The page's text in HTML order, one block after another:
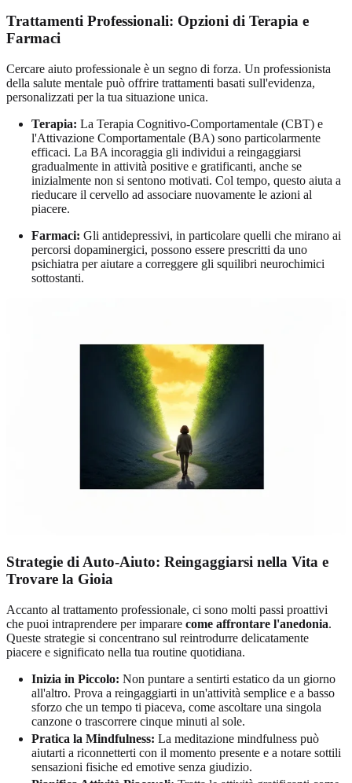
Trattamenti Professionali: Opzioni di Terapia e
Farmaci
Cercare aiuto professionale è un segno di forza. Un professionista
della salute mentale può offrire trattamenti basati sull'evidenza,
personalizzati per la tua situazione unica.
Terapia: La Terapia Cognitivo-Comportamentale (CBT) e
l'Attivazione Comportamentale (BA) sono particolarmente
efficaci. La BA incoraggia gli individui a reingaggiarsi
gradualmente in attività positive e gratificanti, anche se
inizialmente non si sentono motivati. Col tempo, questo aiuta a
rieducare il cervello ad associare nuovamente le azioni al
piacere.
Farmaci: Gli antidepressivi, in particolare quelli che mirano ai
percorsi dopaminergici, possono essere prescritti da uno
psichiatra per aiutare a correggere gli squilibri neurochimici
sottostanti.
Strategie di Auto-Aiuto: Reingaggiarsi nella Vita e
Trovare la Gioia
Accanto al trattamento professionale, ci sono molti passi proattivi
che puoi intraprendere per imparare come affrontare l'anedonia.
Queste strategie si concentrano sul reintrodurre delicatamente
piacere e significato nella tua routine quotidiana.
Inizia in Piccolo: Non puntare a sentirti estatico da un giorno
all'altro. Prova a reingaggiarti in un'attività semplice e a basso
sforzo che un tempo ti piaceva, come ascoltare una singola
canzone o trascorrere cinque minuti al sole.
Pratica la Mindfulness: La meditazione mindfulness può
aiutarti a riconnetterti con il momento presente e a notare sottili
sensazioni fisiche ed emotive senza giudizio.